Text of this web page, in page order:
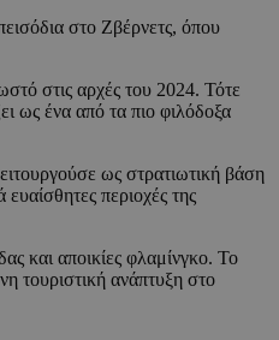
στο Ζβέρνετς, όπου
στις αρχές του 2024. Τότε
ως ένα από τα πιο φιλόδοξα
ως στρατιωτική βάση
περιοχές της
και αποικίες φλαμίνγκο. Το
τουριστική ανάπτυξη στο